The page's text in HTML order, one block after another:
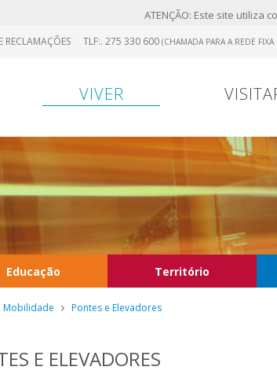
ATENÇÃO: Este site utiliza
RECLAMAÇÕES TLF:. 275 330 600 (CHAMADA PARA A REDE
VIVER
Educação Território
Mobilidade Pontes e Elevadores
E ELEVADORES